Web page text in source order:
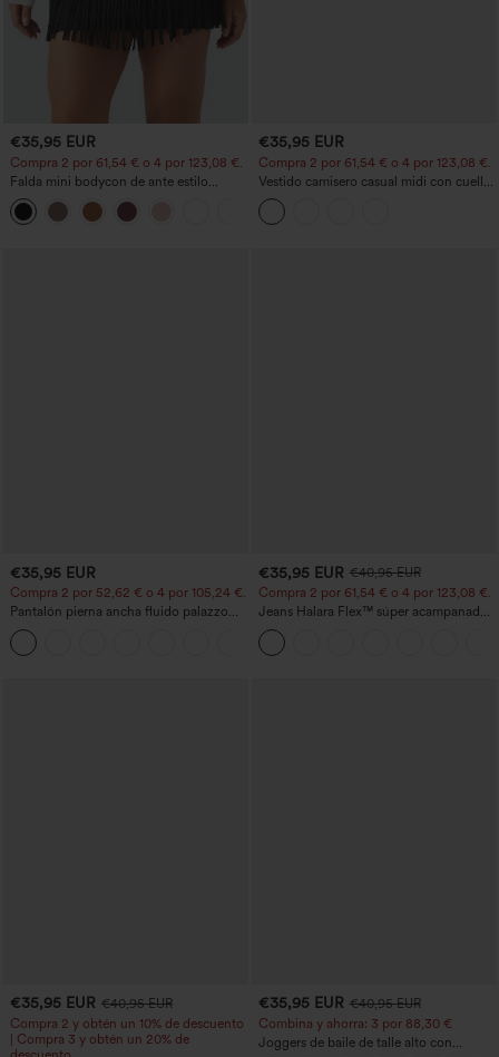
€35,95 EUR
Compra 2 por 61,54 € o 4 por 123,08 €.
Falda mini bodycon de ante estilo
crossover, talle alto, 2 en 1, dobladillo
con flecos, para fiesta
€35,95 EUR
Compra 2 por 61,54 € o 4 por 123,08 €.
Vestido camisero casual midi con cuello,
mangas casquillo, cinturón, dobladillo
curvo con abertura y bolsillos
€35,95 EUR
Compra 2 por 52,62 € o 4 por 105,24 €.
Pantalón pierna ancha fluido palazzo
bolsillo lateral cordón ajustable cintura
elástica tiro medio
€35,95 EUR €40,95 EUR
Compra 2 por 61,54 € o 4 por 123,08 €.
Jeans Halara Flex™ súper acampanado
elástico lavado bolsillo cruzado tiro alto
€35,95 EUR €40,95 EUR
Compra 2 y obtén un 10% de descuento
| Compra 3 y obtén un 20% de
€35,95 EUR €40,95 EUR
Combina y ahorra: 3 por 88,30 €
Joggers de baile de talle alto con